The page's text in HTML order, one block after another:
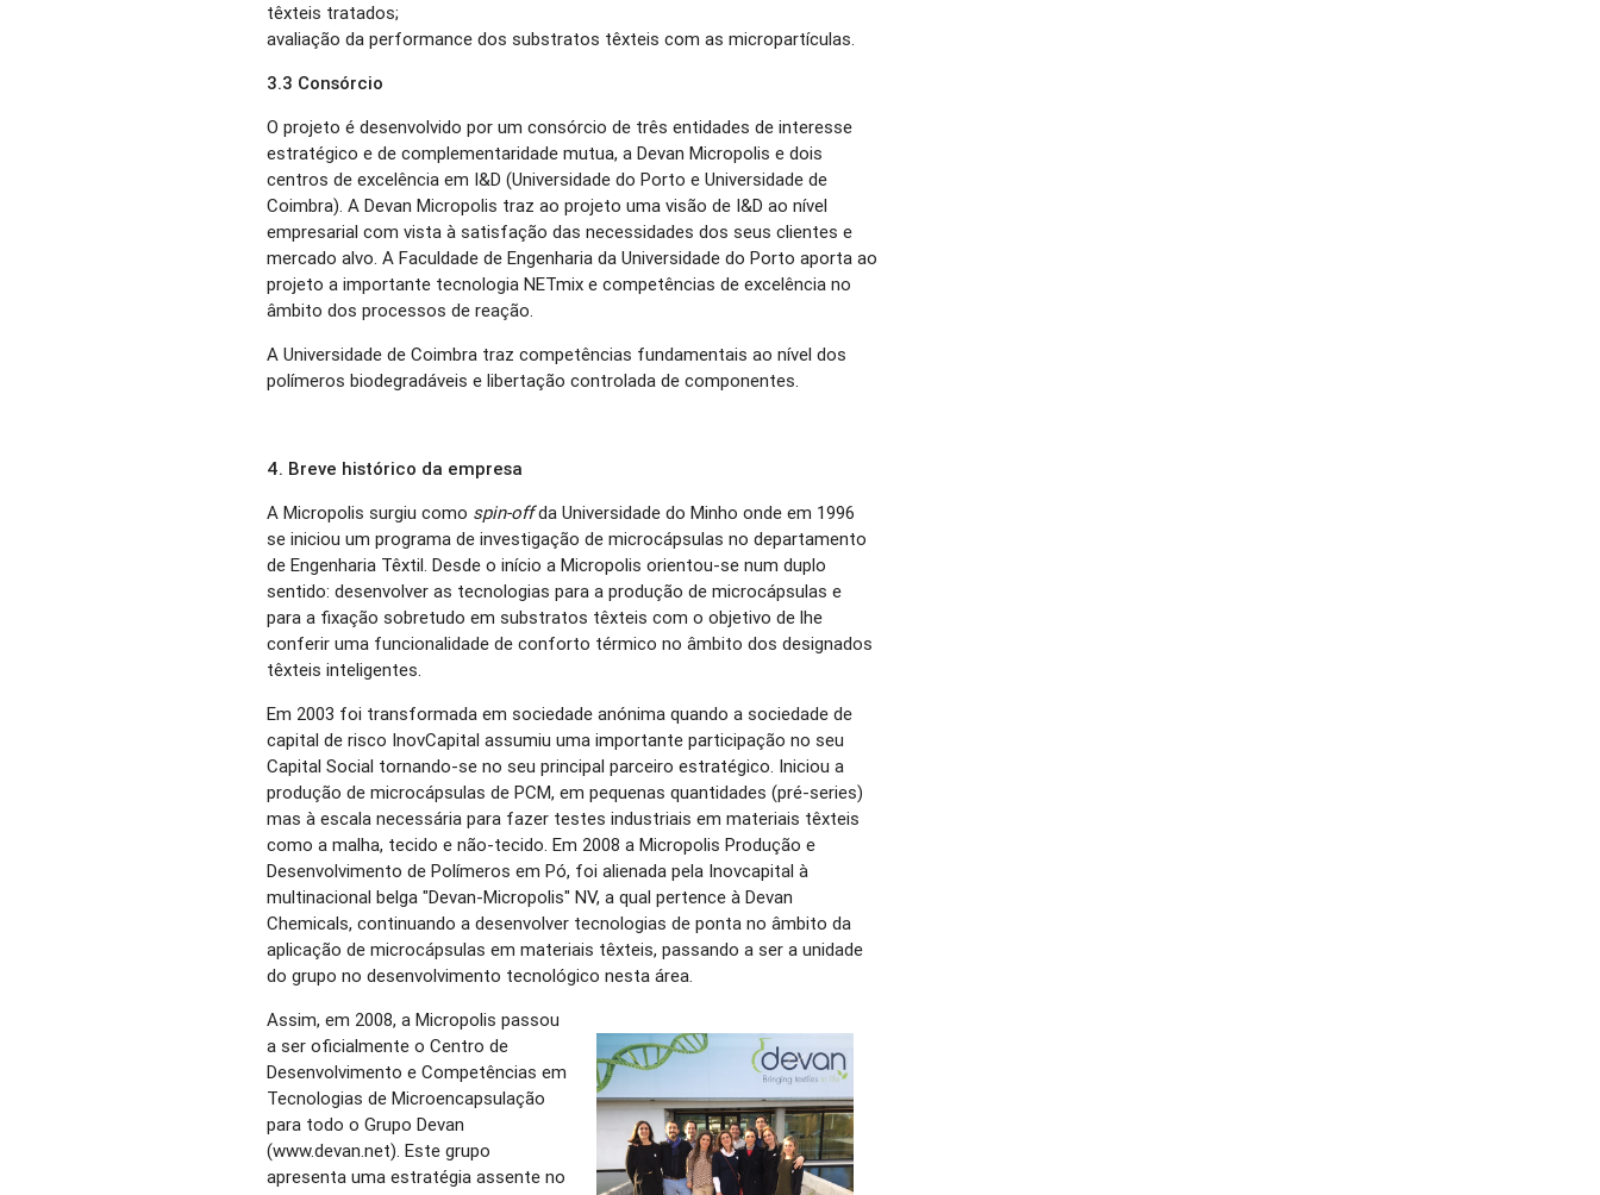
têxteis tratados;
avaliação da performance dos substratos têxteis com as micropartículas.
3.3 Consórcio
O projeto é desenvolvido por um consórcio de três entidades de interesse
estratégico e de complementaridade mutua, a Devan Micropolis e dois
centros de excelência em I&D (Universidade do Porto e Universidade de
Coimbra). A Devan Micropolis traz ao projeto uma visão de I&D ao nível
empresarial com vista à satisfação das necessidades dos seus clientes e
mercado alvo. A Faculdade de Engenharia da Universidade do Porto aporta ao
projeto a importante tecnologia NETmix e competências de excelência no
âmbito dos processos de reação.
A Universidade de Coimbra traz competências fundamentais ao nível dos
polímeros biodegradáveis e libertação controlada de componentes.
4. Breve histórico da empresa
A Micropolis surgiu como spin-offda Universidade do Minho onde em 1996
se iniciou um programa de investigação de microcápsulas no departamento
de Engenharia Têxtil. Desde o início a Micropolis orientou-se num duplo
sentido: desenvolver as tecnologias para a produção de microcápsulas e
para a fixação sobretudo em substratos têxteis com o objetivo de lhe
conferir uma funcionalidade de conforto térmico no âmbito dos designados
têxteis inteligentes.
Em 2003 foi transformada em sociedade anónima quando a sociedade de
capital de risco InovCapital assumiu uma importante participação no seu
Capital Social tornando-se no seu principal parceiro estratégico. Iniciou a
produção de microcápsulas de PCM, em pequenas quantidades (pré-series)
mas à escala necessária para fazer testes industriais em materiais têxteis
como a malha, tecido e não-tecido. Em 2008 a Micropolis Produção e
Desenvolvimento de Polímeros em Pó, foi alienada pela Inovcapital à
multinacional belga "Devan-Micropolis" NV, a qual pertence à Devan
Chemicals, continuando a desenvolver tecnologias de ponta no âmbito da
aplicação de microcápsulas em materiais têxteis, passando a ser a unidade
do grupo no desenvolvimento tecnológico nesta área.
Assim, em 2008, a Micropolis passou
a ser oficialmente o Centro de
Desenvolvimento e Competências em
Tecnologias de Microencapsulação
para todo o Grupo Devan
(www.devan.net). Este grupo
apresenta uma estratégia assente no